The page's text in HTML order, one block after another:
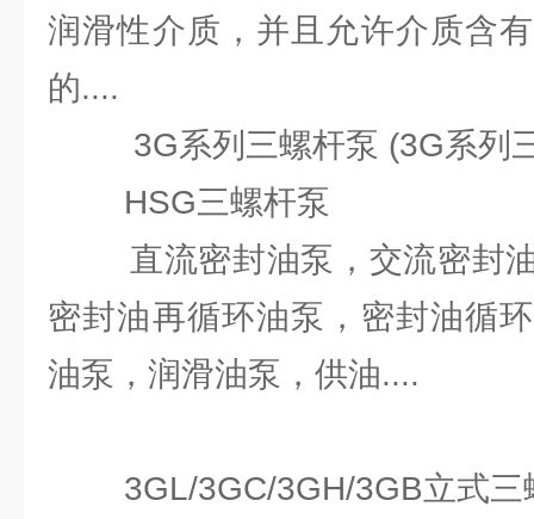
润滑性介质，并且允许介质含
的....
3G系列三螺杆泵 (3G系列
HSG三螺杆泵
直流密封油泵，交流密封油
密封油再循环油泵，密封油循
油泵，润滑油泵，供油....
3GL/3GC/3GH/3GB立式三